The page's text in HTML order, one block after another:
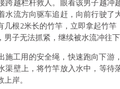
跨越栏杆救人。眼看该男子越
水流方向驱车追赶，向前行驶
几根2米长的竹竿，立即拿起竹
男子无法抓紧，继续被水流冲往
施工用的安全绳，快速跑向下
渠壁上，将竹竿放入水中，等
岸。